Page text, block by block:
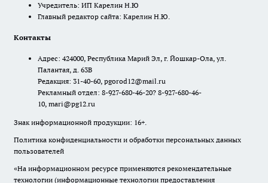
Учредитель: ИП Карелин Н.Ю
Главный редактор сайта: Карелин Н.Ю.
Контакты
Адрес: 424000, Республика Марий Эл, г. Йошкар-Ола, ул.
Палантая, д. 63В
Редакция: 31-40-60, pgorod12@mail.ru
Рекламный отдел: 8-927-680-46-20? 8-927-680-46-
10, mari@pg12.ru
Знак информационной продукции: 16+.
Политика конфиденциальности и обработки персональных данных
пользователей
«На информационном ресурсе применяются рекомендательные
технологии (информационные технологии предоставления